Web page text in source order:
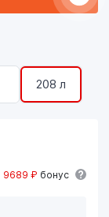
208 л
9689 ₽ бонус